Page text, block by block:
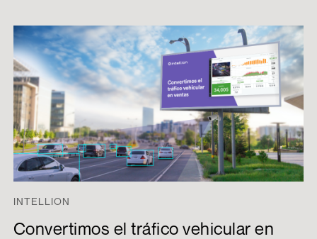
INTELLION
Convertimos el tráfico vehicular en